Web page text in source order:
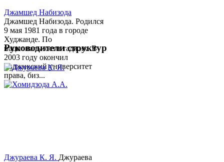
Джамшед Набизода
Джамшед Набизода. Родился
9 мая 1981 года в городе
Худжанде. По
национальности таджик. В
2003 году окончил
Таджикский университет
права, биз...
Руководители структур
Джураева К. Я. Джураева